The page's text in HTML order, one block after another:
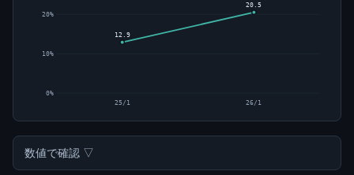
0%
10%
20%
12.9
25/1
20.5
26/1
数値で確認 ▽